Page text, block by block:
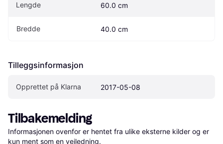
Lengde 60.0 cm
Bredde 40.0 cm
Tilleggsinformasjon
Opprettet på Klarna 2017-05-08
Tilbakemelding
Informasjonen ovenfor er hentet fra ulike eksterne kilder og er
kun ment som en veiledning.